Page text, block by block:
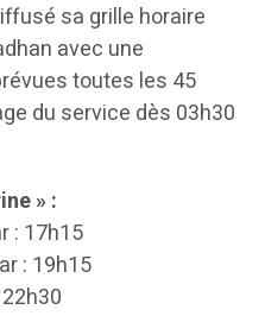
sa grille horaire
avec une
toutes les 45
du service dès 03h30
» :
: 17h15
: 19h15